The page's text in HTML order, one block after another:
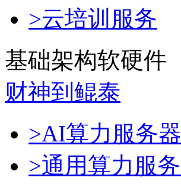
>云培训服务
基础架构软硬件
财神到鲲泰
>AI算力服务器
>通用算力服